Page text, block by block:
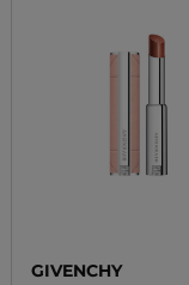
GIVENCHY